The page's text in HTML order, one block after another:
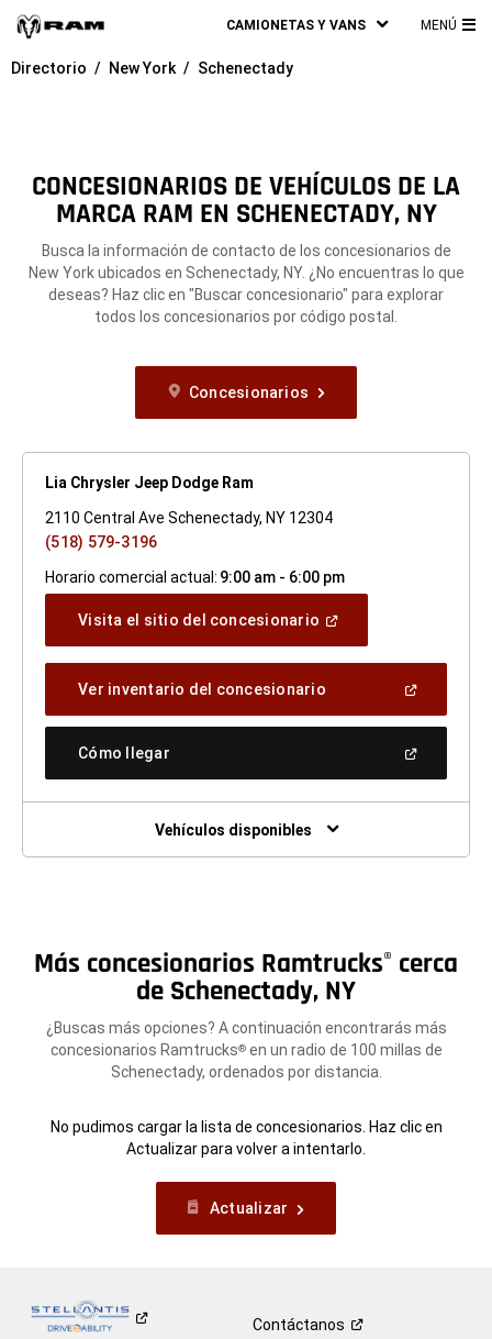
CAMIONETAS Y VANS MENÚ
Directorio New York Schenectady
CONCESIONARIOS DE VEHÍCULOS DE LA
MARCA RAM EN SCHENECTADY, NY
Busca la información de contacto de los concesionarios de
New York ubicados en Schenectady, NY. ¿No encuentras lo que
deseas? Haz clic en "Buscar concesionario" para explorar
todos los concesionarios por código postal.
Concesionarios
Lia Chrysler Jeep Dodge Ram
2110 Central Ave Schenectady, NY 12304
(518) 579-3196
Horario comercial actual: 9:00 am - 6:00 pm
Visita el sitio del concesionario (Abrir
nueva)
Ver inventario del concesionario
una
Cómo llegar(Abrir
ventana
nueva)
Vehículos disponibles
Más concesionarios Ramtrucks® cerca
de Schenectady, NY
¿Buscas más opciones? A continuación encontrarás más
concesionarios Ramtrucks®en un radio de 100 millas de
Schenectady, ordenados por distancia.
No pudimos cargar la lista de concesionarios. Haz clic en
Actualizar para volver a intentarlo.
Actualizar
Contáctanos